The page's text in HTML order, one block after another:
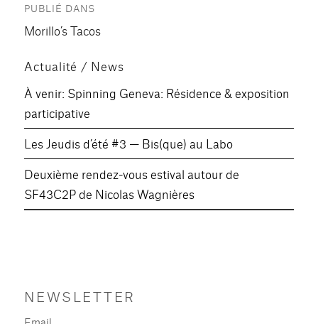
de
PUBLIÉ DANS
Morillo’s Tacos
Actualité / News
À venir: Spinning Geneva: Résidence & exposition
participative
Les Jeudis d’été #3 — Bis(que) au Labo
Deuxième rendez-vous estival autour de
SF43C2P de Nicolas Wagnières
NEWSLETTER